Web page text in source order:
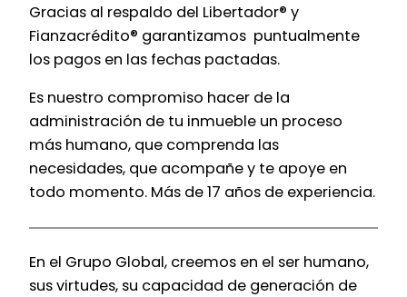
Gracias al respaldo del Libertador® y
Fianzacrédito® garantizamos puntualmente
los pagos en las fechas pactadas.
Es nuestro compromiso hacer de la
administración de tu inmueble un proceso
más humano, que comprenda las
necesidades, que acompañe y te apoye en
todo momento. Más de 17 años de experiencia.
En el Grupo Global, creemos en el ser humano,
sus virtudes, su capacidad de generación de